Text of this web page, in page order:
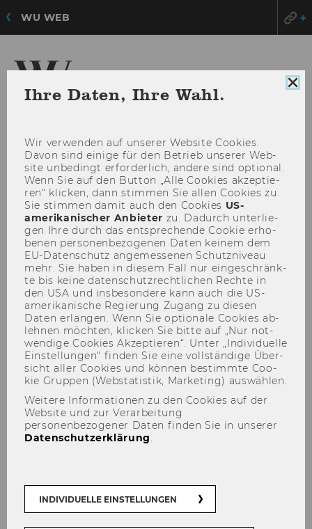
WU WEB
Zentrum für
MENÜ
2015
Ihre Daten, Ihre Wahl.
Wir ver­wen­den auf un­se­rer Web­site Coo­kies.
Davon sind ei­ni­ge für den Be­trieb un­se­rer Web­
site un­be­dingt er­for­der­lich, an­de­re sind op­tio­nal.
Wenn Sie auf den But­ton „Alle Coo­kies ak­zep­tie­
ren“ kli­cken, dann stim­men Sie allen Coo­kies zu.
Sie stim­men damit auch den Coo­kies US-​
amerikanischer An­bie­ter zu. Da­durch un­ter­lie­
gen Ihre durch das ent­spre­chen­de Coo­kie er­ho­
be­nen per­so­nen­be­zo­ge­nen Daten kei­nem dem
EU-​Datenschutz an­ge­mes­se­nen Schutz­ni­veau
mehr. Sie haben in die­sem Fall nur ein­ge­schränk­
te bis keine da­ten­schutz­recht­li­chen Rech­te in
den USA und ins­be­son­de­re kann auch die US-​
amerikanische Re­gie­rung Zu­gang zu die­sen
Daten er­lan­gen. Wenn Sie op­tio­na­le Coo­kies ab­
leh­nen möch­ten, kli­cken Sie bitte auf „Nur not­
wen­di­ge Coo­kies Ak­zep­tie­ren“. Unter „In­di­vi­du­el­le
Ein­stel­lun­gen“ fin­den Sie eine voll­stän­di­ge Über­
sicht aller Coo­kies und kön­nen be­stimm­te Coo­
kie Grup­pen (Web­sta­tis­tik, Mar­ke­ting) aus­wäh­len.
Weitere Informationen zu den Cookies auf der
Website und zur Verarbeitung
personenbezogener Daten finden Sie in unserer
Datenschutzerklärung.
INDIVIDUELLE EINSTELLUNGEN